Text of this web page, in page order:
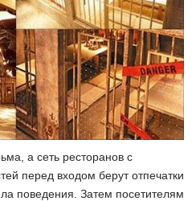
а сеть ресторанов с
перед входом берут отпечатки
поведения. Затем посетителям